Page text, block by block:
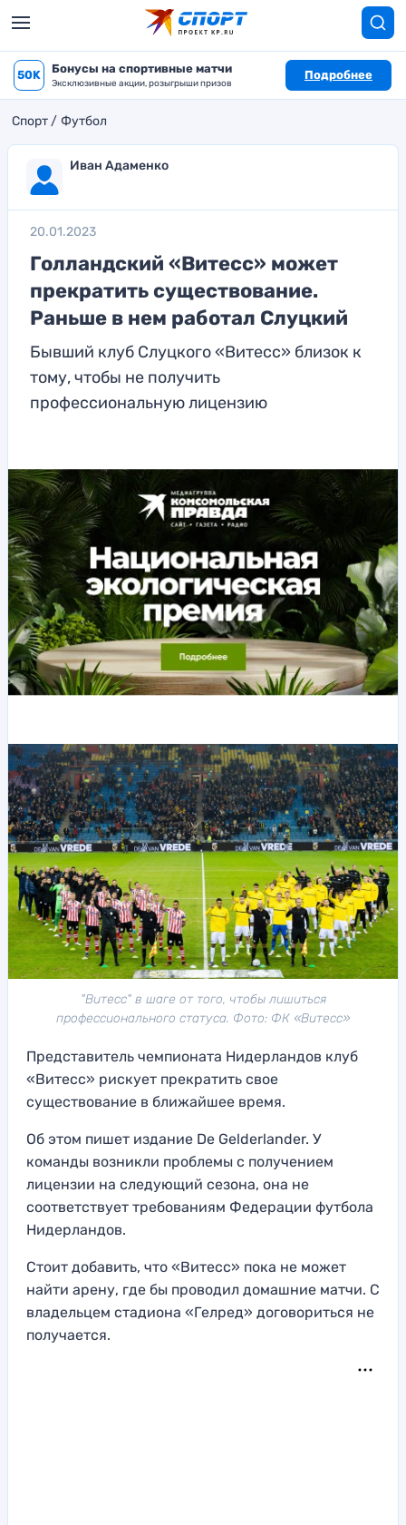
50K Бонусы на спортивные матчи
Эксклюзивные акции, розыгрыши призов
Подробнее
Спорт Футбол
Иван Адаменко
20.01.2023
Голландский «Витесс» может
прекратить существование.
Раньше в нем работал Слуцкий
Бывший клуб Слуцкого «Витесс» близок к
тому, чтобы не получить
профессиональную лицензию
"Витесс" в шаге от того, чтобы лишиться
профессионального статуса. Фото: ФК «Витесс»
Представитель чемпионата Нидерландов клуб
«Витесс» рискует прекратить свое
существование в ближайшее время.
Об этом пишет издание De Gelderlander. У
команды возникли проблемы с получением
лицензии на следующий сезона, она не
соответствует требованиям Федерации футбола
Нидерландов.
Стоит добавить, что «Витесс» пока не может
найти арену, где бы проводил домашние матчи. С
владельцем стадиона «Гелред» договориться не
получается.